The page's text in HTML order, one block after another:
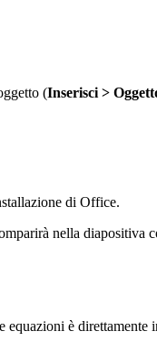
(Inserisci >
di Office.
nella diapositiva
è direttamente